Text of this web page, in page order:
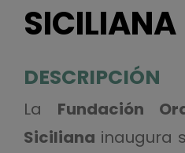
SICILIANA
DESCRIPCIÓN
La Fundación
Siciliana inaugura